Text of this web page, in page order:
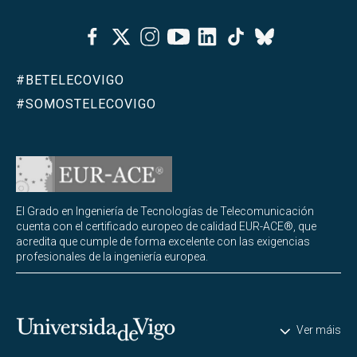
Trabajo de fin de Máster
Máster interuniversitario en CiberSeguridad
Máster en Matemática Industrial (M2i)
Máster Internacional en Visión por Computador
AbrirMáster en Ciencia y Tecnologías de la Información
Cuántica (MQIST)
FacebookTwitterInstagramYoutubeLinkedinTiktok
Bluesky
#BETELECOVIGO
#SOMOSTELECOVIGO
El Grado en Ingeniería de Tecnologías de Telecomunicación
cuenta con el certificado europeo de calidad EUR-ACE®, que
acredita que cumple de forma excelente con las exigencias
profesionales de la ingeniería europea.
Universidade de Vigo Ver máis